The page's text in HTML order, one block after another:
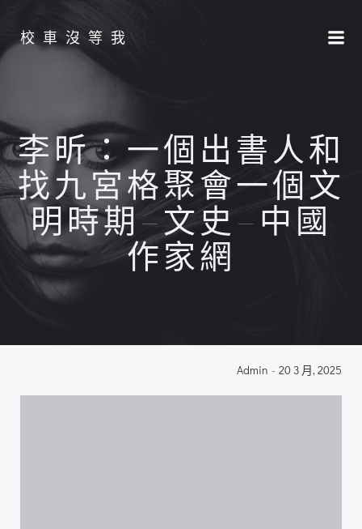
校車沒等我
李昕：一個出書人和
找九宮格聚會一個文
明時期–文史–中國
作家網
Admin - 20 3 月, 2025